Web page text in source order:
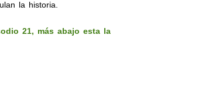
la historia.
21, más abajo esta la